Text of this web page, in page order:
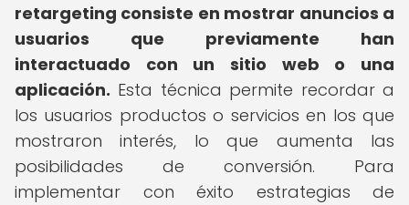
retargeting consiste en mostrar anuncios a
usuarios que previamente han
interactuado con un sitio web o una
aplicación. Esta técnica permite recordar a
los usuarios productos o servicios en los que
mostraron interés, lo que aumenta las
posibilidades de conversión. Para
implementar con éxito estrategias de